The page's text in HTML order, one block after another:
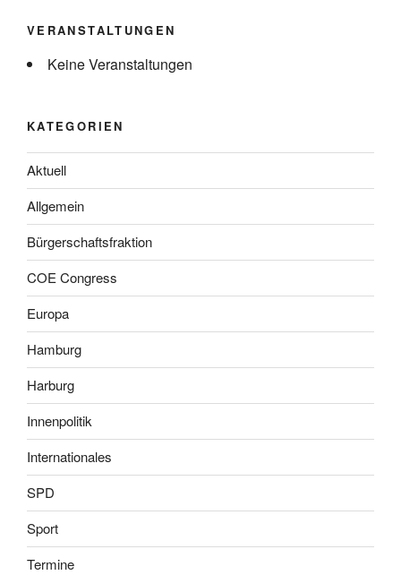
VERANSTALTUNGEN
Keine Veranstaltungen
KATEGORIEN
Aktuell
Allgemein
Bürgerschaftsfraktion
COE Congress
Europa
Hamburg
Harburg
Innenpolitik
Internationales
SPD
Sport
Termine